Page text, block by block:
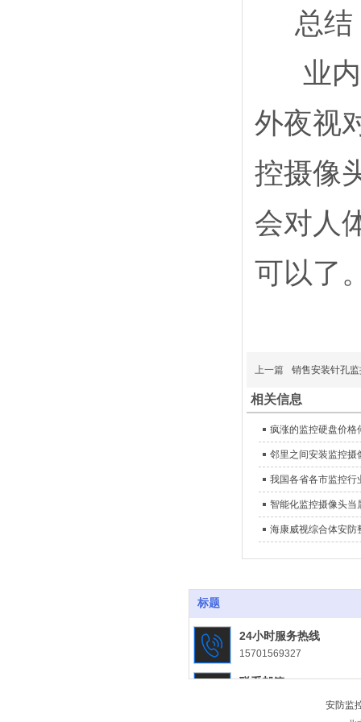
总结
业内
外夜视
控摄像
会对人
可以了
上一篇 销售安装针孔
相关信息
疯涨的监控硬盘价格
邻里之间安装监控摄
我国各省各市监控行
智能化监控摄像头当
海康威视综合体安防
标题
24小时服务热线
15701569327
联系邮箱
jiansongjk@163.com安防监